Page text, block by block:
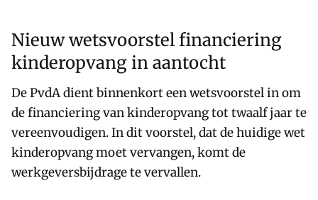
Nieuw wetsvoorstel financiering
kinderopvang in aantocht
De PvdA dient binnenkort een wetsvoorstel in om
de financiering van kinderopvang tot twaalf jaar te
vereenvoudigen. In dit voorstel, dat de huidige wet
kinderopvang moet vervangen, komt de
werkgeversbijdrage te vervallen.